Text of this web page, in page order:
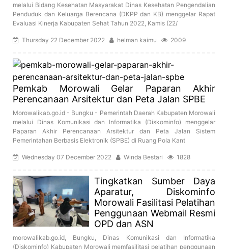
melalui Bidang Kesehatan Masyarakat Dinas Kesehatan Pengendalian
Penduduk dan Keluarga Berencana (DKPP dan KB) menggelar Rapat
Evaluasi Kinerja Kabupaten Sehat Tahun 2022, Kamis (22/
Thursday 22 December 2022 helman kaimu 2009
Pemkab Morowali Gelar Paparan Akhir
Perencanaan Arsitektur dan Peta Jalan SPBE
Morowalikab.go.id - Bungku - Pemerintah Daerah Kabupaten Morowali
melalui Dinas Komunikasi dan Informatika (Diskominfo) menggelar
Paparan Akhir Perencanaan Arsitektur dan Peta Jalan Sistem
Pemerintahan Berbasis Elektronik (SPBE) di Ruang Pola Kant
Wednesday 07 December 2022 Winda Bestari 1828
Tingkatkan Sumber Daya
Aparatur, Diskominfo
Morowali Fasilitasi Pelatihan
Penggunaan Webmail Resmi
OPD dan ASN
morowalikab.go.id, Bungku, Dinas Komunikasi dan Informatika
(Diskominfo) Kabupaten Morowali memfasilitasi pelatihan penggunaan